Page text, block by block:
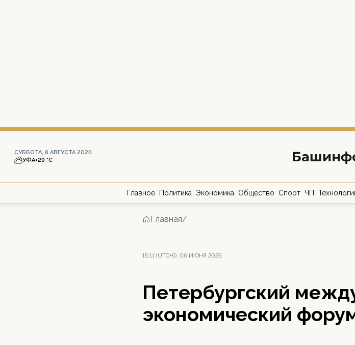
СУББОТА, 8 АВГУСТА 2026
УФА+29 °С
Главное Политика Экономика Общество Спорт ЧП
Главная/
15:11 (UTC+5), 06 ИЮНЯ 2026
Петербургский
экономический